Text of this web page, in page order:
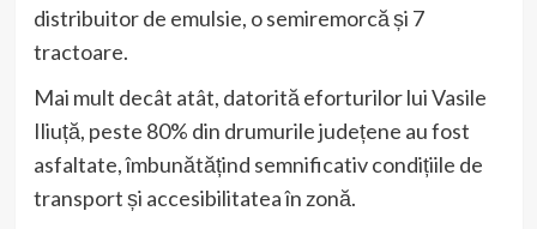
distribuitor de emulsie, o semiremorcă și 7
tractoare.
Mai mult decât atât, datorită eforturilor lui Vasile
Iliuță, peste 80% din drumurile județene au fost
asfaltate, îmbunătățind semnificativ condițiile de
transport și accesibilitatea în zonă.